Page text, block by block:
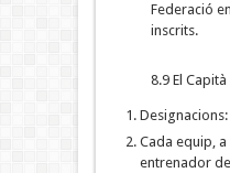
Federació
inscrits.
8.9 El Capità
Designacions:
Cada equip,
entrenador